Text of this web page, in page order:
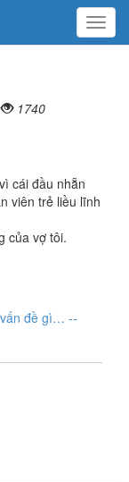
Menu
1740
cái đầu nhẵn
viên trẻ liều lĩnh
của vợ tôi.
đề gì… --